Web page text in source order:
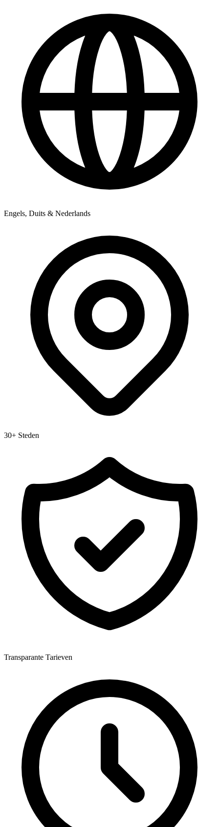
Engels, Duits & Nederlands
30+ Steden
Transparante Tarieven